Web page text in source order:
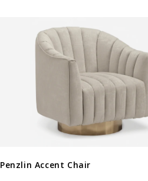
Penzlin Accent Chair